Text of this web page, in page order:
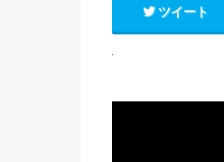
ツイート